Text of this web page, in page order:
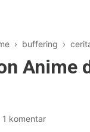
› buffering ›
Anime
1 komentar